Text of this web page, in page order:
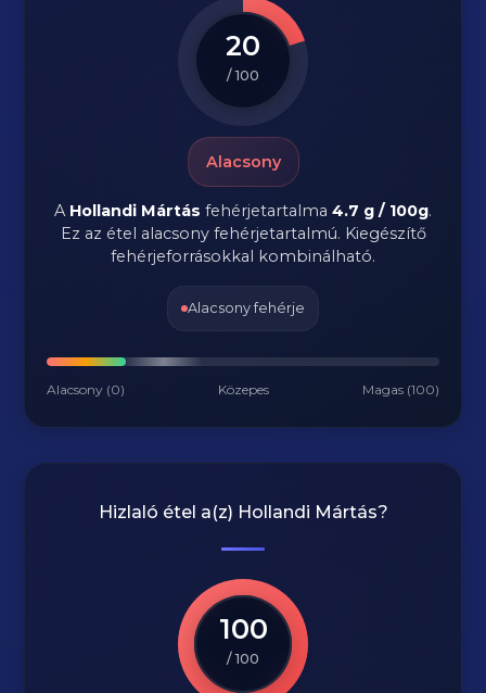
20
/ 100
Alacsony
A Hollandi Mártás fehérjetartalma 4.7 g / 100g.
Ez az étel alacsony fehérjetartalmú. Kiegészítő
fehérjeforrásokkal kombinálható.
Alacsony fehérje
Alacsony (0) Közepes Magas (100)
Hizlaló étel a(z) Hollandi Mártás?
100
/ 100